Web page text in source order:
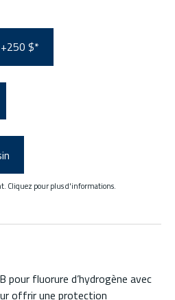
$*
Cliquez pour plus d'informations.
pour fluorure d’hydrogène avec
offrir une protection